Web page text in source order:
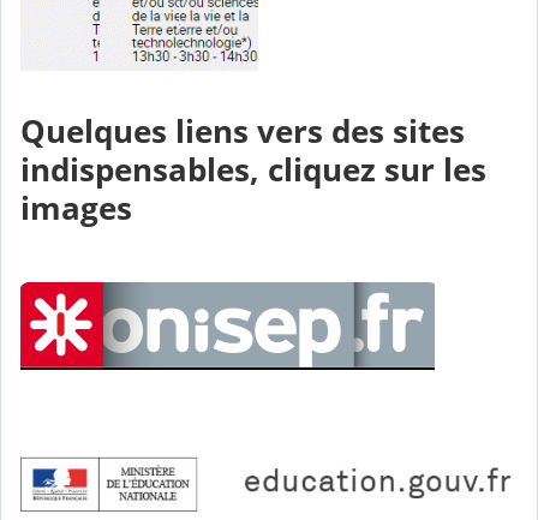
Quelques liens vers des sites
indispensables, cliquez sur les
images